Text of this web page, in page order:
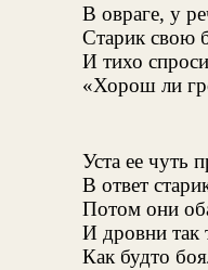
В овраге, у
Старик свою
И тихо
«Хорош ли
Уста ее чуть
В ответ
Потом они
И дровни так
Как будто